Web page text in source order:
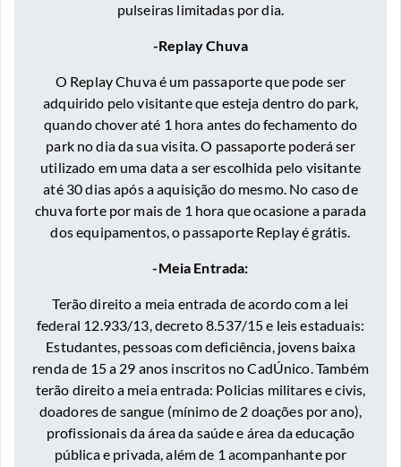
pulseiras limitadas por dia.
-Replay Chuva
O Replay Chuva é um passaporte que pode ser
adquirido pelo visitante que esteja dentro do park,
quando chover até 1 hora antes do fechamento do
park no dia da sua visita. O passaporte poderá ser
utilizado em uma data a ser escolhida pelo visitante
até 30 dias após a aquisição do mesmo. No caso de
chuva forte por mais de 1 hora que ocasione a parada
dos equipamentos, o passaporte Replay é grátis.
-Meia Entrada:
Terão direito a meia entrada de acordo com a lei
federal 12.933/13, decreto 8.537/15 e leis estaduais:
Estudantes, pessoas com deficiência, jovens baixa
renda de 15 a 29 anos inscritos no CadÚnico. Também
terão direito a meia entrada: Policias militares e civis,
doadores de sangue (mínimo de 2 doações por ano),
profissionais da área da saúde e área da educação
pública e privada, além de 1 acompanhante por